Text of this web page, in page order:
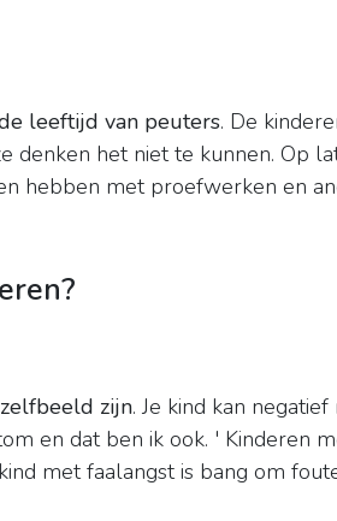
leeftijd van peuters. De
denken het niet te kunnen. Op
hebben met proefwerken en
zijn. Je kind kan
en dat ben ik ook. ' Kinderen
met faalangst is bang om